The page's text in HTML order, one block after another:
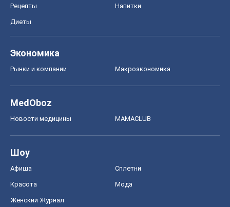
Рецепты Напитки
Диеты
Экономика
Рынки и компании Mакроэкономика
MedOboz
Новости медицины MAMACLUB
Шоу
Афиша Сплетни
Красота Мода
Женский Журнал